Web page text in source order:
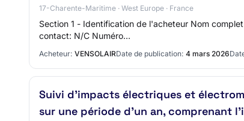
17-Charente-Maritime · West Europe · France
Section 1 - Identification de l'acheteur Nom
contact: N/C Numéro…
Acheteur: VENSOLAIRDate de publication: 4 mars 2026
Suivi d'impacts électriques et
sur une période d’un an, comprenant